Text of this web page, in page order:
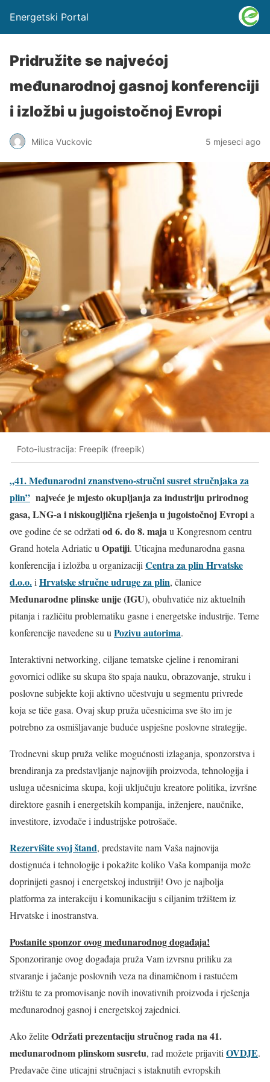
Energetski Portal
Pridružite se najvećoj
međunarodnoj gasnoj konferenciji
i izložbi u jugoistočnoj Evropi
Milica Vuckovic 5 mjeseci ago
Foto-ilustracija: Freepik (freepik)
„41. Međunarodni znanstveno-stručni susret stručnjaka za
plin” najveće je mjesto okupljanja za industriju prirodnog
gasa, LNG-a i niskougljična rješenja u jugoistočnoj Evropia
ove godine će se održati od 6. do 8. majau Kongresnom centru
Grand hotela Adriatic u Opatiji. Uticajna međunarodna gasna
konferencija i izložba u organizaciji Centra za plin Hrvatske
d.o.o.i Hrvatske stručne udruge za plin, članice
Međunarodne plinske unije (IGU), obuhvatiće niz aktuelnih
pitanja i različitu problematiku gasne i energetske industrije. Teme
konferencije navedene su u Pozivu autorima.
Interaktivni networking, ciljane tematske cjeline i renomirani
govornici odlike su skupa što spaja nauku, obrazovanje, struku i
poslovne subjekte koji aktivno učestvuju u segmentu privrede
koja se tiče gasa. Ovaj skup pruža učesnicima sve što im je
potrebno za osmišljavanje buduće uspješne poslovne strategije.
Trodnevni skup pruža velike mogućnosti izlaganja, sponzorstva i
brendiranja za predstavljanje najnovijih proizvoda, tehnologija i
usluga učesnicima skupa, koji uključuju kreatore politika, izvršne
direktore gasnih i energetskih kompanija, inženjere, naučnike,
investitore, izvođače i industrijske potrošače.
Rezervišite svoj štand, predstavite nam Vaša najnovija
dostignuća i tehnologije i pokažite koliko Vaša kompanija može
doprinijeti gasnoj i energetskoj industriji! Ovo je najbolja
platforma za interakciju i komunikaciju s ciljanim tržištem iz
Hrvatske i inostranstva.
Postanite sponzor ovog međunarodnog događaja!
Sponzoriranje ovog događaja pruža Vam izvrsnu priliku za
stvaranje i jačanje poslovnih veza na dinamičnom i rastućem
tržištu te za promovisanje novih inovativnih proizvoda i rješenja
međunarodnoj gasnoj i energetskoj zajednici.
Ako želiteOdržati prezentaciju stručnog rada na 41.
međunarodnom plinskom susretu, rad možete prijaviti OVDJE.
Predavače čine uticajni stručnjaci s istaknutih evropskih